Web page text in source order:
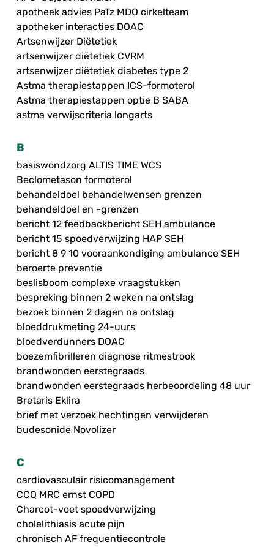
apotheek advies PaTz MDO cirkelteam
apotheker interacties DOAC
Artsenwijzer Diëtetiek
artsenwijzer diëtetiek CVRM
artsenwijzer diëtetiek diabetes type 2
Astma therapiestappen ICS-formoterol
Astma therapiestappen optie B SABA
astma verwijscriteria longarts
B
basiswondzorg ALTIS TIME WCS
Beclometason formoterol
behandeldoel behandelwensen grenzen
behandeldoel en -grenzen
bericht 12 feedbackbericht SEH ambulance
bericht 15 spoedverwijzing HAP SEH
bericht 8 9 10 vooraankondiging ambulance SEH
beroerte preventie
beslisboom complexe vraagstukken
bespreking binnen 2 weken na ontslag
bezoek binnen 2 dagen na ontslag
bloeddrukmeting 24-uurs
bloedverdunners DOAC
boezemfibrilleren diagnose ritmestrook
brandwonden eerstegraads
brandwonden eerstegraads herbeoordeling 48 uur
Bretaris Eklira
brief met verzoek hechtingen verwijderen
budesonide Novolizer
C
cardiovasculair risicomanagement
CCQ MRC ernst COPD
Charcot-voet spoedverwijzing
cholelithiasis acute pijn
chronisch AF frequentiecontrole